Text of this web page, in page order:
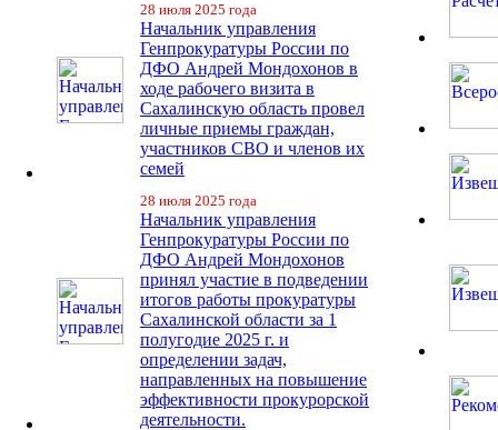
28 июля 2025 года
Начальник управления
Генпрокуратуры России по
ДФО Андрей Мондохонов в
ходе рабочего визита в
Сахалинскую область провел
личные приемы граждан,
участников СВО и членов их
семей
28 июля 2025 года
Начальник управления
Генпрокуратуры России по
ДФО Андрей Мондохонов
принял участие в подведении
итогов работы прокуратуры
Сахалинской области за 1
полугодие 2025 г. и
определении задач,
направленных на повышение
эффективности прокурорской
деятельности.